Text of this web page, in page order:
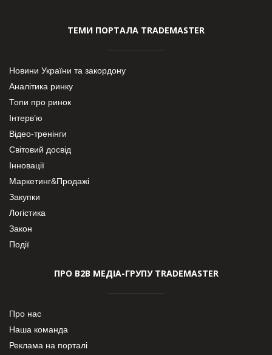
ТЕМИ ПОРТАЛА TRADEMASTER
Новини України та закордону
Аналітика ринку
Топи про ринок
Інтерв’ю
Відео-тренінги
Світовий досвід
Інновації
Маркетинг&Продажі
Закупки
Логістика
Закон
Події
ПРО В2В МЕДІА-ГРУПУ TRADEMASTER
Про нас
Наша команда
Реклама на порталі